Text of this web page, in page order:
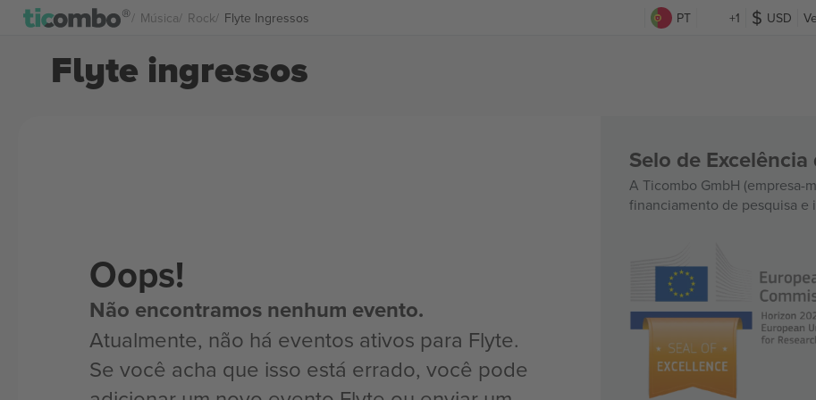
Música Rock Flyte Ingressos PT +1 USD
Flyte ingressos
Oops!
Não encontramos nenhum evento.
Atualmente, não há eventos ativos para Flyte.
Se você acha que isso está errado, você pode
Selo de
A Ticombo GmbH (empresa-
financiamento de pesquisa e